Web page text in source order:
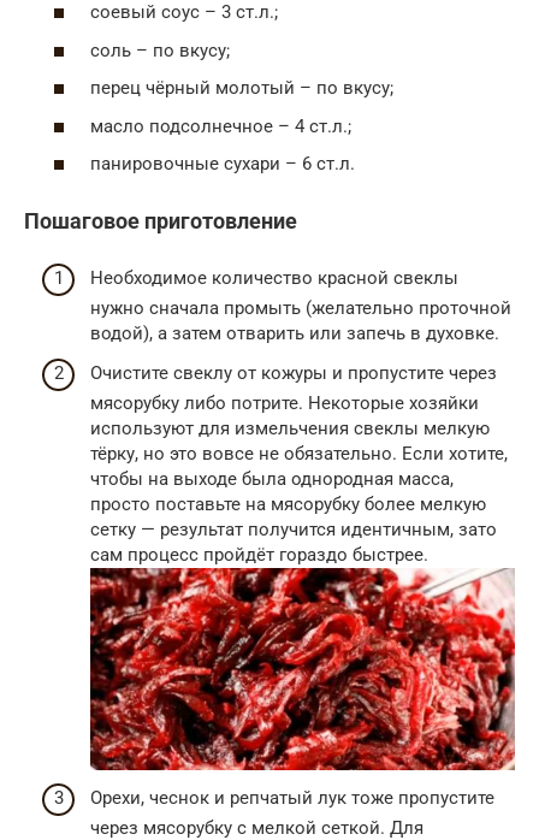
соевый соус – 3 ст.л.;
соль – по вкусу;
перец чёрный молотый – по вкусу;
масло подсолнечное – 4 ст.л.;
панировочные сухари – 6 ст.л.
Пошаговое приготовление
Необходимое количество красной свеклы
нужно сначала промыть (желательно проточной
водой), а затем отварить или запечь в духовке.
Очистите свеклу от кожуры и пропустите через
мясорубку либо потрите. Некоторые хозяйки
используют для измельчения свеклы мелкую
тёрку, но это вовсе не обязательно. Если хотите,
чтобы на выходе была однородная масса,
просто поставьте на мясорубку более мелкую
сетку — результат получится идентичным, зато
сам процесс пройдёт гораздо быстрее.
Орехи, чеснок и репчатый лук тоже пропустите
через мясорубку с мелкой сеткой. Для